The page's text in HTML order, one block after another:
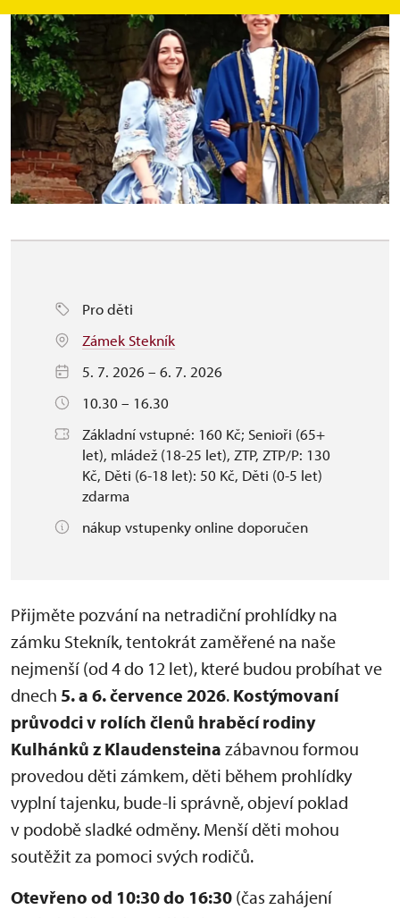
Pro děti
Zámek Stekník
5. 7. 2026 – 6. 7. 2026
10.30 – 16.30
Základní vstupné: 160 Kč; Senioři (65+
let), mládež (18-25 let), ZTP, ZTP/P: 130
Kč, Děti (6-18 let): 50 Kč, Děti (0-5 let)
zdarma
nákup vstupenky online doporučen
Přijměte pozvání na netradiční prohlídky na
zámku Stekník, tentokrát zaměřené na naše
nejmenší (od 4 do 12 let), které budou probíhat ve
dnech 5. a 6. července 2026. Kostýmovaní
průvodci v rolích členů hraběcí rodiny
Kulhánků z Klaudensteina zábavnou formou
provedou děti zámkem, děti během prohlídky
vyplní tajenku, bude-li správně, objeví poklad
v podobě sladké odměny. Menší děti mohou
soutěžit za pomoci svých rodičů.
Otevřeno od 10:30 do 16:30 (čas zahájení